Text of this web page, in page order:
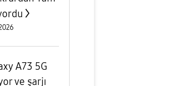
A73 5G
ve şarjı